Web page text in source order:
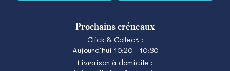
Prochains créneaux
Click & Collect :
Aujourd'hui 10:20 - 10:30
Livraison à domicile :